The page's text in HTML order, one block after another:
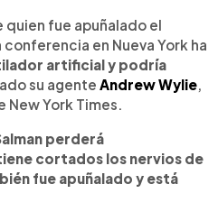
quien fue apuñalado el
en Nueva York ha
artificial y podría
su agente Andrew Wylie
New York Times.
perderá
cortados los nervios de
fue apuñalado y está